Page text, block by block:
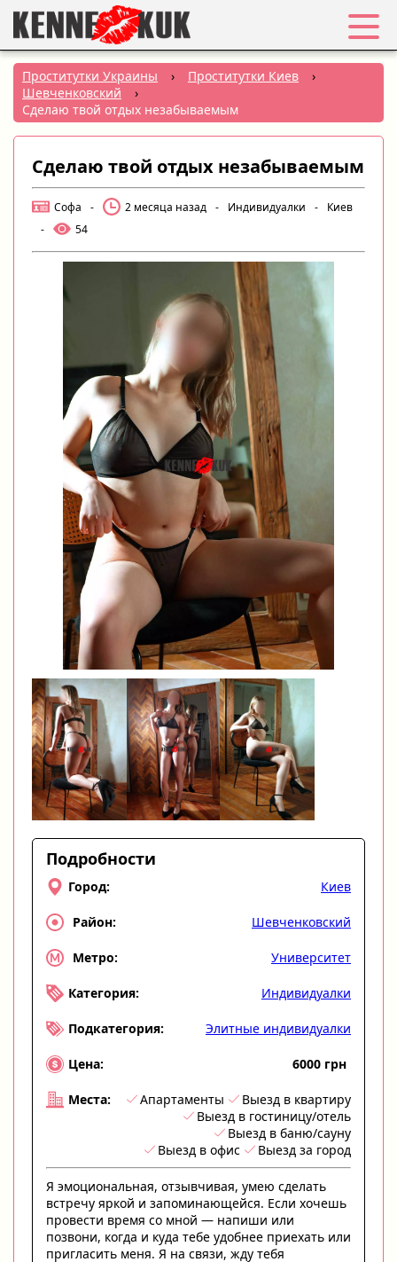
Избранное
Вход
Города:
Создать объявление
Проститутки Украины › Проститутки Киев
›
Шевченковский
›
Сделаю твой отдых незабываемым
Сделаю твой отдых незабываемым
Софа - 2 месяца назад - Индивидуалки -
Киев
-
54
Подробности
Город: Киев
Район: Шевченковский
Метро: Университет
Категория: Индивидуалки
Подкатегория: Элитные индивидуалки
Цена: 6000 грн
Места: Апартаменты
Выезд в квартиру
Выезд в гостиницу/отель
Выезд в баню/сауну
Выезд в офис
Выезд за город
Я эмоциональная, отзывчивая, умею сделать
встречу яркой и запоминающейся. Если хочешь
провести время со мной — напиши или
позвони, когда и куда тебе удобнее приехать или
пригласить меня. Я на связи, жду тебя